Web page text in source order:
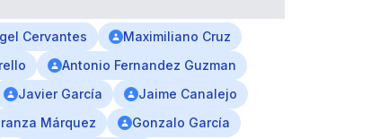
Cervantes
Maximiliano Cruz
Antonio Fernandez Guzman
Javier García
Jaime Canalejo
Márquez
Gonzalo García